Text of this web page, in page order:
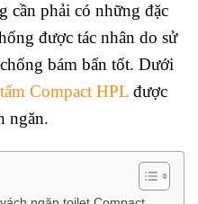
cần phải có những đặc
được tác nhân do sử
bám bẩn tốt. Dưới
tấm Compact HPL được
ngăn.